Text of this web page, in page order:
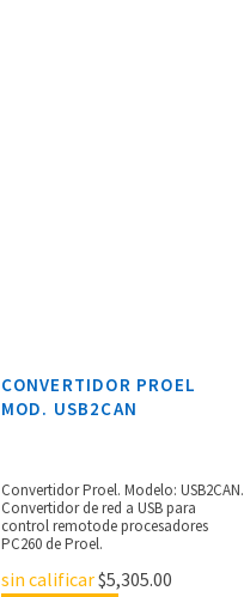
CONVERTIDOR PROEL
MOD. USB2CAN
Convertidor Proel. Modelo: USB2CAN.
Convertidor de red a USB para
control remotode procesadores
PC260 de Proel.
sin calificar$5,305.00